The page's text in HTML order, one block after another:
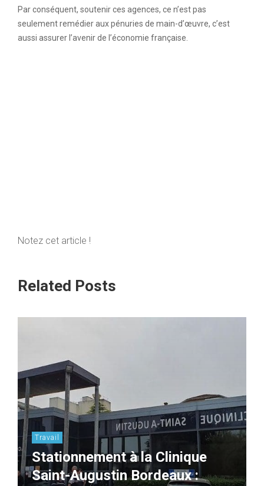
Par conséquent, soutenir ces agences, ce n’est pas
seulement remédier aux pénuries de main-d’œuvre, c’est
aussi assurer l’avenir de l’économie française.
Notez cet article !
Related Posts
Travail
Stationnement à la Clinique
Saint-Augustin Bordeaux :